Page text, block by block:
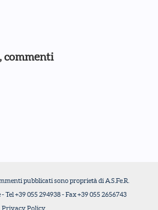
commenti
pubblicati sono proprietà di A.S.Fe.R.
Tel +39 055 294938 - Fax +39 055 2656743
Privacy Policy